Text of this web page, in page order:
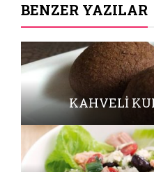
BENZER YAZILAR
KAHVELI